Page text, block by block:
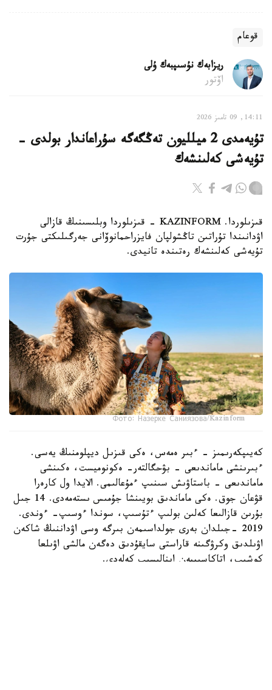
قوعام
ريزابەك نۇسىپبەك ۇلى
اۆتور
14:11, 09 تامىز 2026
تۇيەمدى 2 ميلليون تەڭگەگە سۇراعاندار بولدى -
تۇيەشى كەلىنشەك
قىزىلوردا. KAZINFORM - قىزىلوردا وبلىسىنىڭ قازالى
اۋدانىندا تۇراتىن تاڭشولپان فايزراحمانوۆانى جەرگىلىكتى جۇرت
تۇيەشى كەلىنشەك رەتىندە تانيدى.
Фото: Назерке Саниязова/Kazinform
كەيىپكەرىمىز - ءبىر ەمەس، ەكى قىزىل ديپلومنىڭ يەسى.
ءبىرىنشى ماماندىعى - بۋحگالتەر- ەكونوميست، ەكىنشى
ماماندىعى - باستاۋىش سىنىپ ءمۇعالىمى. الايدا ول كارەرا
قۋعان جوق. ەكى ماماندىق بويىنشا جۇمىس ىستەمەدى. 14 جىل
بۇرىن قازالىعا كەلىن بولىپ ءتۇسىپ، سوندا ءوسىپ- ءوندى.
2019 -جىلدان بەرى جولداسىمەن بىرگە وسى اۋداننىڭ شاكەن
اۋىلدىق وكرۋگىنە قاراستى سايقۇدىق دەگەن مالشى اۋىلعا
كوشىپ، اتاكاسىپپەن اينالىسىپ كەلەدى.